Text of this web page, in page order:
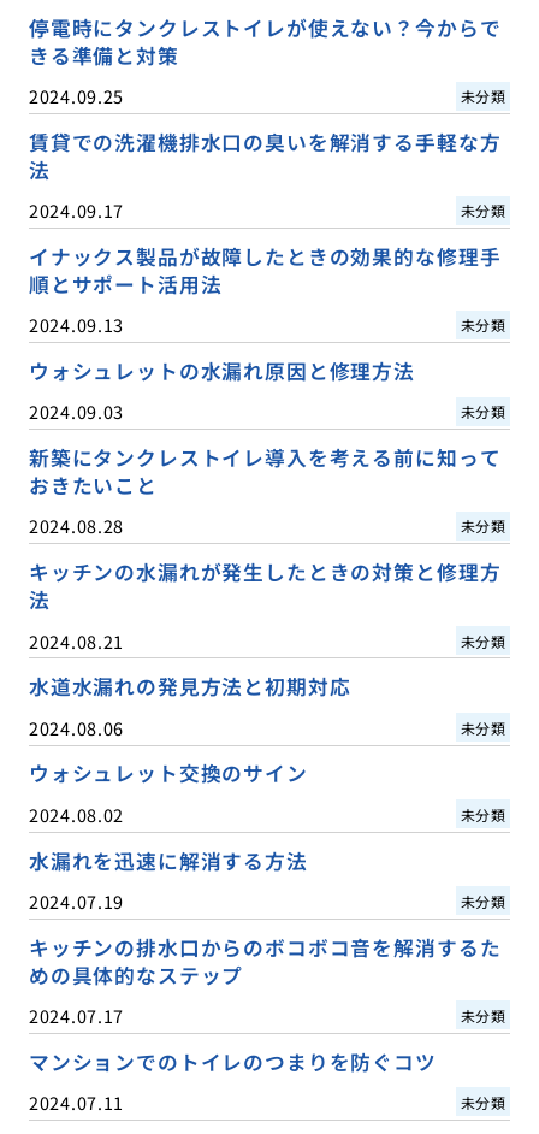
停電時にタンクレストイレが使えない？今からで
きる準備と対策
2024.09.25 未分類
賃貸での洗濯機排水口の臭いを解消する手軽な方
法
2024.09.17 未分類
イナックス製品が故障したときの効果的な修理手
順とサポート活用法
2024.09.13 未分類
ウォシュレットの水漏れ原因と修理方法
2024.09.03 未分類
新築にタンクレストイレ導入を考える前に知って
おきたいこと
2024.08.28 未分類
キッチンの水漏れが発生したときの対策と修理方
法
2024.08.21 未分類
水道水漏れの発見方法と初期対応
2024.08.06 未分類
ウォシュレット交換のサイン
2024.08.02 未分類
水漏れを迅速に解消する方法
2024.07.19 未分類
キッチンの排水口からのボコボコ音を解消するた
めの具体的なステップ
2024.07.17 未分類
マンションでのトイレのつまりを防ぐコツ
2024.07.11 未分類